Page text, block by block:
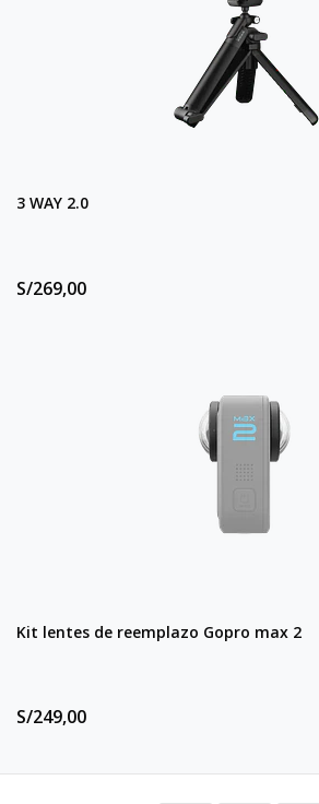
3 WAY 2.0
S/269,00
Kit lentes de reemplazo Gopro max 2
S/249,00